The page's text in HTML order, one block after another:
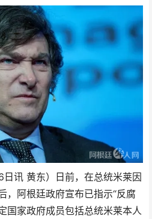
日讯 黄东）日前，在总统米莱因
，阿根廷政府宣布已指示“反腐
国家政府成员包括总统米莱本人
反腐办公室